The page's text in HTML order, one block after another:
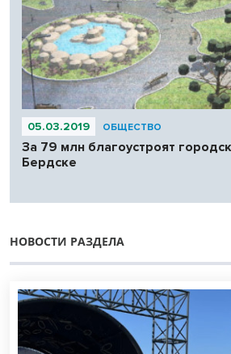
05.03.2019 ОБЩЕСТВО
За 79 млн благоустроят
Бердске
НОВОСТИ РАЗДЕЛА